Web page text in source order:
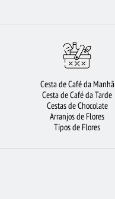
Cesta de Café da Manhã
Cesta de Café da Tarde
Cestas de Chocolate
Arranjos de Flores
Tipos de Flores